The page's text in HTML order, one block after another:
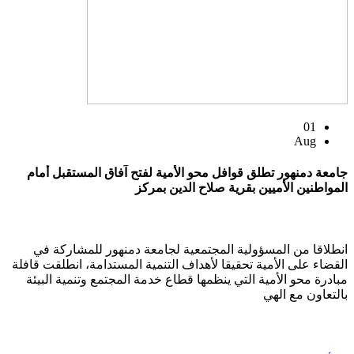
01
Aug
جامعة دمنهور تطلق قوافل محو الأمية لفتح آفاق المستقبل أمام
المواطنين الأميين بقرية صلاح الدين بمركز
انطلاقا من المسؤولية المجتمعية لجامعة دمنهور للمشاركة في
القضاء على الأمية تحقيقا لأهداف التنمية المستدامة، انطلقت قافلة
مبادرة محو الأمية التي ينظمها قطاع خدمة المجتمع وتنمية البيئة
بالتعاون مع الهي